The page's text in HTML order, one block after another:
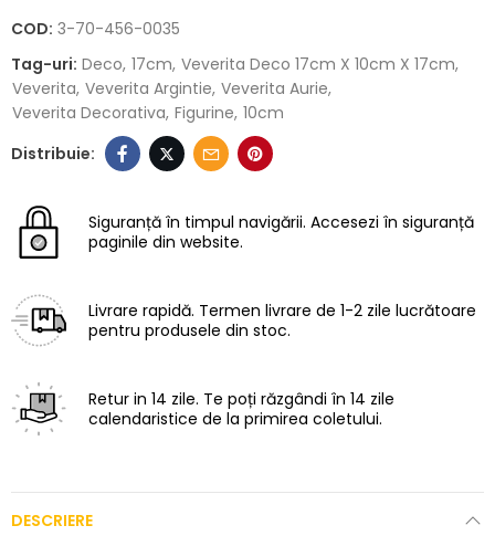
COD: 3-70-456-0035
Tag-uri: Deco 17cm Veverita Deco 17cm X 10cm X 17cm
Veverita Veverita Argintie Veverita Aurie
Veverita Decorativa Figurine 10cm
Siguranță în timpul navigării. Accesezi în siguranță
paginile din website.
Livrare rapidă. Termen livrare de 1-2 zile lucrătoare
pentru produsele din stoc.
Retur in 14 zile. Te poți răzgândi în 14 zile
calendaristice de la primirea coletului.
DESCRIERE